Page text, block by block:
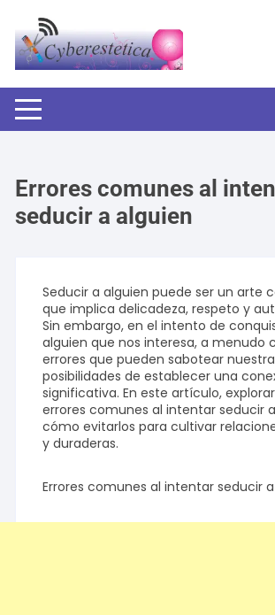
contenido
Errores comunes al
seducir a alguien
Seducir a alguien puede ser un arte
que implica delicadeza, respeto y
Sin embargo, en el intento de
alguien que nos interesa, a menudo
errores que pueden sabotear
posibilidades de establecer una
significativa. En este artículo,
errores comunes al intentar seducir
cómo evitarlos para cultivar
y duraderas.
Errores comunes al intentar seducir